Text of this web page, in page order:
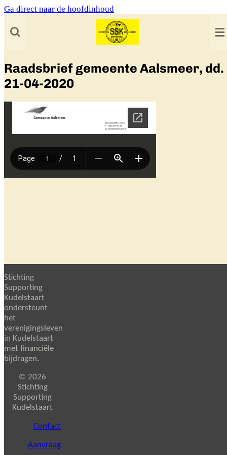
Ga direct naar de hoofdinhoud
Raadsbrief gemeente Aalsmeer, dd.
21-04-2020
Stichting
Supporting
Kudelstaart
ondersteunt
het
verenigingsleven
in Kudelstaart
met financiële
bijdragen.
© 2026
Stichting
Supporting
Kudelstaart
Contact
Aanvraag